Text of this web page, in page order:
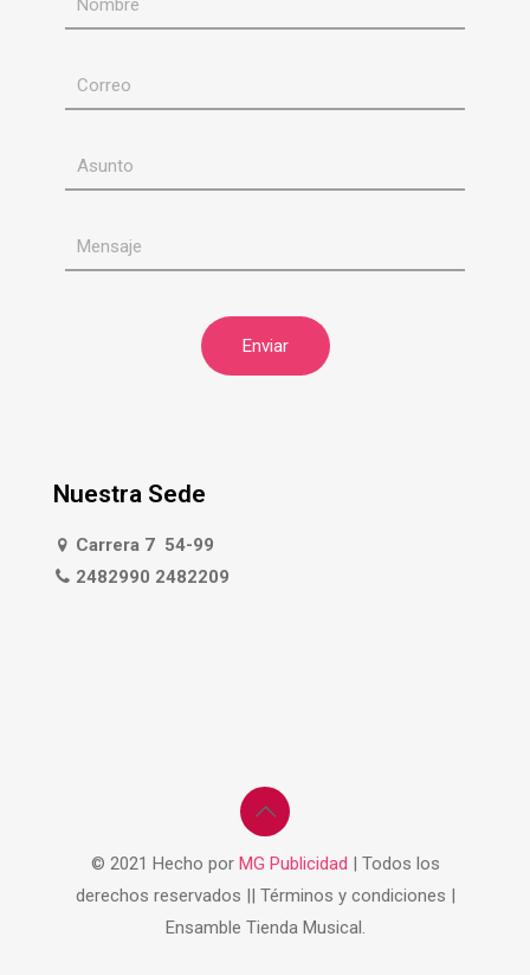
Nuestra Sede
Carrera 7 54-99
2482990 2482209
© 2021 Hecho por MG Publicidad | Todos los
derechos reservados || Términos y condiciones |
Ensamble Tienda Musical.